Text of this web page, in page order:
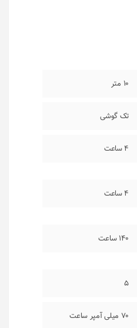
10 متر
تک گوشی
4 ساعت
4 ساعت
140 ساعت
5
70 میلی آمپر ساعت